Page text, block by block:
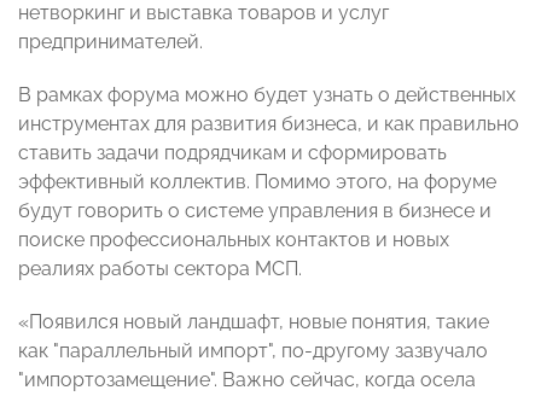
нетворкинг и выставка товаров и услуг
предпринимателей.
В рамках форума можно будет узнать о действенных
инструментах для развития бизнеса, и как правильно
ставить задачи подрядчикам и сформировать
эффективный коллектив. Помимо этого, на форуме
будут говорить о системе управления в бизнесе и
поиске профессиональных контактов и новых
реалиях работы сектора МСП.
«Появился новый ландшафт, новые понятия, такие
как "параллельный импорт", по-другому зазвучало
"импортозамещение". Важно сейчас, когда осела